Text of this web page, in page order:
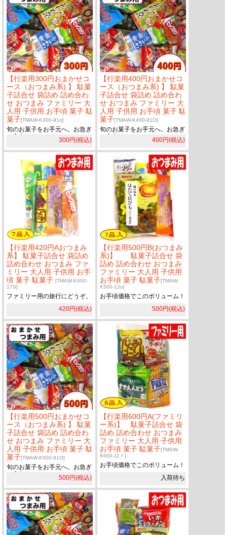
【行楽用300円おまかせコ
ース（おつまみ系) 】 駄菓
子詰合せ 袋詰め 詰め合わ
せ おつまみ ファミリー 大
人用 子供用 お手頃 菓子 駄
菓子[TMAW-K300-91o]
旬のお菓子をお手元へ。お急ぎ
の方向け！
300円(税込)
【行楽用400円おまかせコ
ース（おつまみ系) 】 駄菓
子詰合せ 袋詰め 詰め合わ
せ おつまみ ファミリー 大
人用 子供用 お手頃 菓子 駄
菓子[TMAW-K400-91O]
旬のお菓子をお手元へ。お急ぎ
の方向け！
400円(税込)
【行楽用420円Aおつまみ
系】 駄菓子詰合せ 袋詰め
詰め合わせ おつまみ ファ
ミリー 大人用 子供用 お手
頃 菓子 駄菓子[TMAW-K400-
17S]
ファミリー用の旅行にどうぞ。
420円(税込)
【行楽用500円B(おつまみ
系)】 駄菓子詰合せ 袋
詰め 詰め合わせ おつまみ
ファミリー 大人用 子供用
お手頃 菓子 駄菓子[TMAW-
K500-12o]
お手頃価格でこのボリューム！
500円(税込)
【行楽用500円おまかせコ
ース（おつまみ系) 】 駄菓
子詰合せ 袋詰め 詰め合わ
せ おつまみ ファミリー 大
人用 子供用 お手頃 菓子 駄
菓子[TMAW-K500-91O]
旬のお菓子をお手元へ。お急ぎ
の方向け！
500円(税込)
【行楽用600円A(ファミリ
ー系)】 駄菓子詰合せ 袋
詰め 詰め合わせ おつまみ
ファミリー 大人用 子供用
お手頃 菓子 駄菓子[TMAW-
K600-11ｆ]
お手頃価格でこのボリューム！
入荷待ち